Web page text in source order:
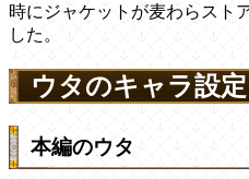
時にジャケットが麦わらスト
した。
ウタのキャラ設定
本編のウタ